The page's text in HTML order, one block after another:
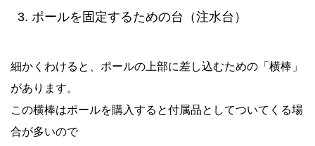
ポールを固定するための台（注水台）
細かくわけると、ポールの上部に差し込むための「横棒」
があります。
この横棒はポールを購入すると付属品としてついてくる場
合が多いので